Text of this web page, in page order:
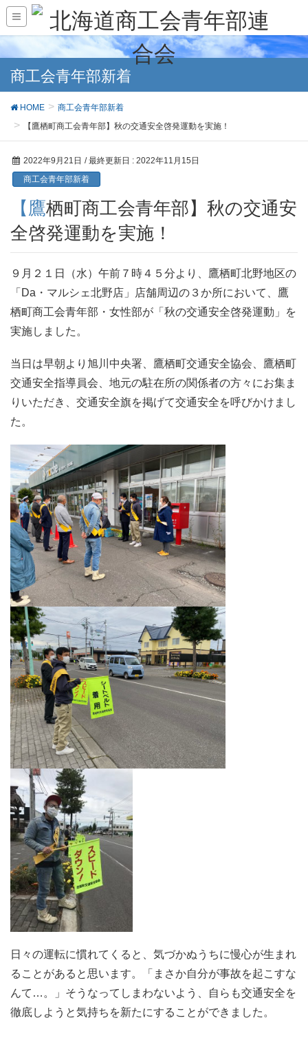
商工会青年部新着
HOME
商工会青年部新着
【鷹栖町商工会青年部】秋の交通安全啓発運動を実施！
2022年9月21日 / 最終更新日 : 2022年11月15日
商工会青年部新着
【鷹栖町商工会青年部】秋の交通安
全啓発運動を実施！
９月２１日（水）午前７時４５分より、鷹栖町北野地区の
「Da・マルシェ北野店」店舗周辺の３か所において、鷹
栖町商工会青年部・女性部が「秋の交通安全啓発運動」を
実施しました。
当日は早朝より旭川中央署、鷹栖町交通安全協会、鷹栖町
交通安全指導員会、地元の駐在所の関係者の方々にお集ま
りいただき、交通安全旗を掲げて交通安全を呼びかけまし
た。
日々の運転に慣れてくると、気づかぬうちに慢心が生まれ
ることがあると思います。「まさか自分が事故を起こすな
んて…。」そうなってしまわないよう、自らも交通安全を
徹底しようと気持ちを新たにすることができました。